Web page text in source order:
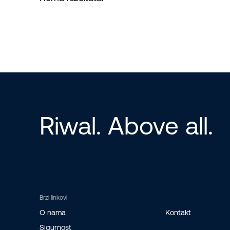
Riwal. Above all.
Brzi linkovi
O nama
Sigurnost
Kontakt